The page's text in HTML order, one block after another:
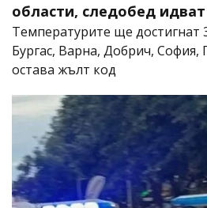
области, следобед
Температурите ще достигнат
Бургас, Варна, Добрич,
остава жълт код